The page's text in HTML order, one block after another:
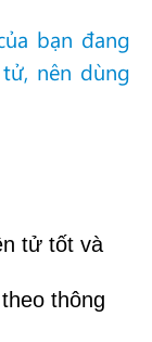
bạn đang
nên dùng
tử tốt và
thông